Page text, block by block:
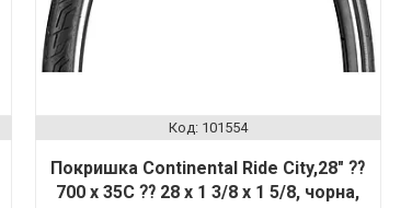
101554
Покришка Continental Ride City,28" ⁇
700 x 35C ⁇ 28 x 1 3/8 x 1 5/8, чорна,